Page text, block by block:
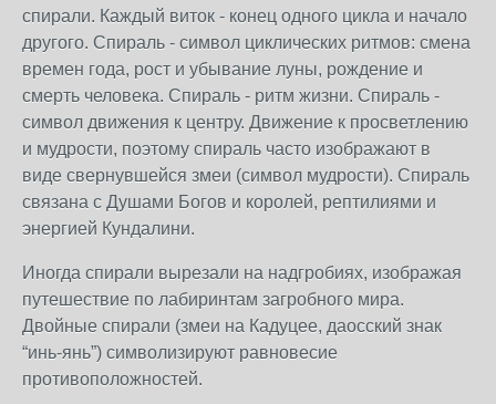
спирали. Каждый виток - конец одного цикла и начало
другого. Спираль - символ циклических ритмов: смена
времен года, рост и убывание луны, рождение и
смерть человека. Спираль - ритм жизни. Спираль -
символ движения к центру. Движение к просветлению
и мудрости, поэтому спираль часто изображают в
виде свернувшейся змеи (символ мудрости). Спираль
связана с Душами Богов и королей, рептилиями и
энергией Кундалини.
Иногда спирали вырезали на надгробиях, изображая
путешествие по лабиринтам загробного мира.
Двойные спирали (змеи на Кадуцее, даосский знак
“инь-янь”) символизируют равновесие
противоположностей.